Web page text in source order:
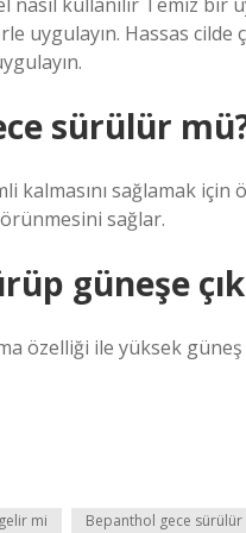
uygulayın. Hassas
sürülür
kalmasını sağlamak
sağlar.
güneşe
özelliği ile yüksek
mi Bepanthol gece sürülür